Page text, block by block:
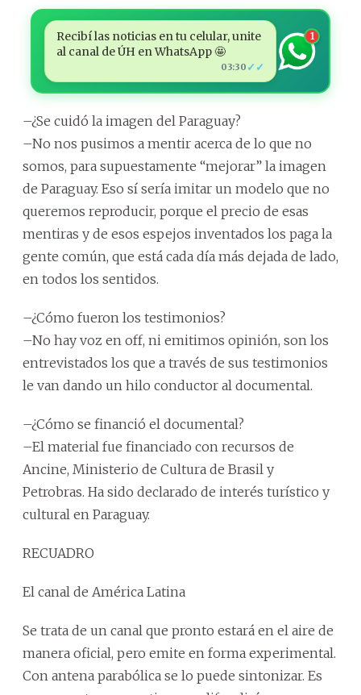
Recibí las noticias en tu celular, unite
al canal de ÚH en WhatsApp 🤩
03:30 ✓✓
1
–¿Se cuidó la imagen del Paraguay?
–No nos pusimos a mentir acerca de lo que no
somos, para supuestamente “mejorar” la imagen
de Paraguay. Eso sí sería imitar un modelo que no
queremos reproducir, porque el precio de esas
mentiras y de esos espejos inventados los paga la
gente común, que está cada día más dejada de lado,
en todos los sentidos.
–¿Cómo fueron los testimonios?
–No hay voz en off, ni emitimos opinión, son los
entrevistados los que a través de sus testimonios
le van dando un hilo conductor al documental.
–¿Cómo se financió el documental?
–El material fue financiado con recursos de
Ancine, Ministerio de Cultura de Brasil y
Petrobras. Ha sido declarado de interés turístico y
cultural en Paraguay.
RECUADRO
El canal de América Latina
Se trata de un canal que pronto estará en el aire de
manera oficial, pero emite en forma experimental.
Con antena parabólica se lo puede sintonizar. Es